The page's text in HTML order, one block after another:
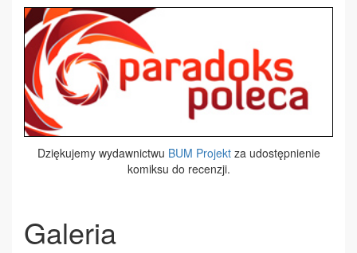
Dziękujemy wydawnictwu BUM Projektza udostępnienie
komiksu do recenzji.
Galeria